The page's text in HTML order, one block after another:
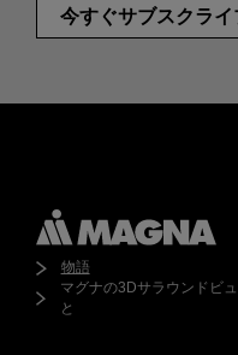
今すぐサブスクライ
物語
マグナの3Dサラウンドビ
と